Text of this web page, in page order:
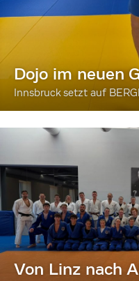
Dojo im neuen
Innsbruck setzt auf
Von Linz nach